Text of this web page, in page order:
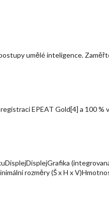
umělé inteligence.
EPEAT Gold[4] a 100 %
rozměry (Š x H x